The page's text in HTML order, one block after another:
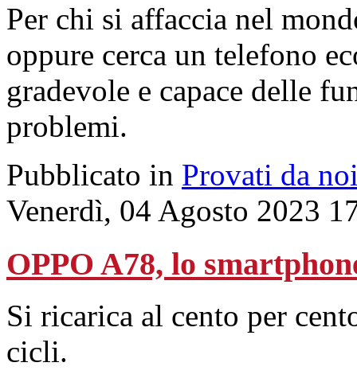
Per chi si affaccia nel
oppure cerca un telefono
gradevole e capace delle
problemi.
Pubblicato in Provati da
Venerdì, 04 Agosto 2023
OPPO A78, lo
Si ricarica al cento per
cicli.